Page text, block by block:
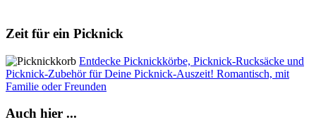
Zeit für ein Picknick
Entdecke Picknickkörbe, Picknick-Rucksäcke und
Picknick-Zubehör für Deine Picknick-Auszeit! Romantisch, mit
Familie oder Freunden
Auch hier ...